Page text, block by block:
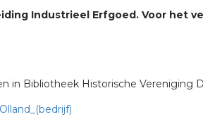
Industrieel Erfgoed. Voor het
in Bibliotheek Historische Vereniging